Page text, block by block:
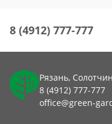
8 (4912) 777-777
Рязань,
8 (4912) 777-777
office@green-